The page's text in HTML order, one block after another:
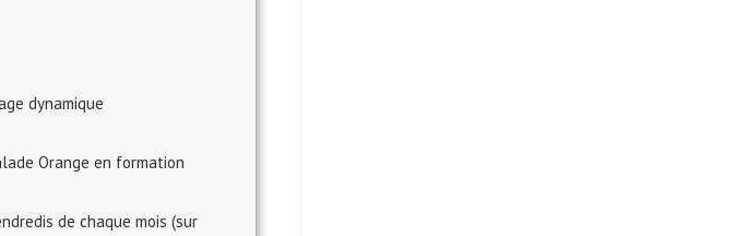
dynamique
Orange en formation
de chaque mois (sur